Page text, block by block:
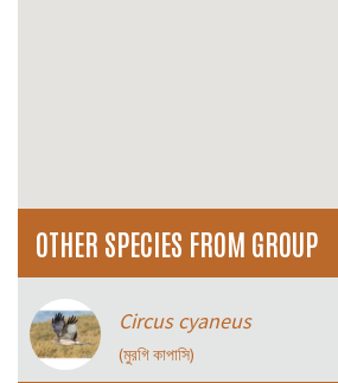
OTHER SPECIES FROM GROUP
Circus cyaneus
(মুরগি কাপাসি)